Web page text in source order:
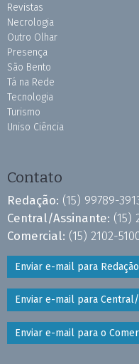
Revistas
Necrologia
Outro Olhar
Presença
São Bento
Tá na Rede
Tecnologia
Turismo
Uniso Ciência
Contato
Redação: (15) 99789-
Central/Assinante: (15)
Comercial: (15) 2102-
Enviar e-mail para Redação
Enviar e-mail para
Enviar e-mail para o